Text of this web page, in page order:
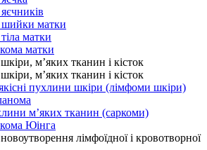
шийки матки
матки
матки
м’яких тканин і кісток
м’яких тканин і кісток
пухлини шкіри (лімфоми шкіри)
м’яких тканин (саркоми)
Юінга
новоутворення лімфоїдної і кровотворної